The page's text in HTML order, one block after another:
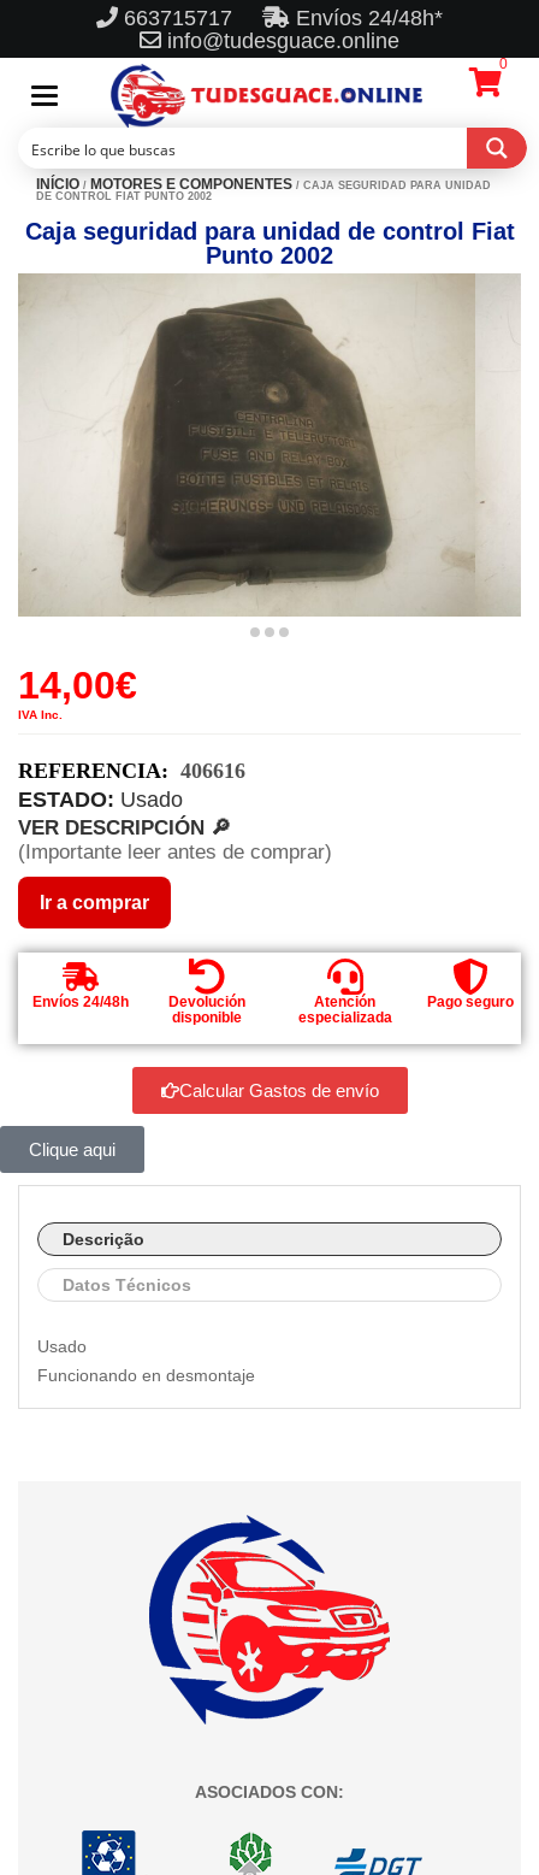
663715717
Envíos 24/48h*
info@tudesguace.online
Toggle
navigation
0
INÍCIO / MOTORES E COMPONENTES / CAJA SEGURIDAD PARA UNIDAD
DE CONTROL FIAT PUNTO 2002
Caja seguridad para unidad de control Fiat
Punto 2002
14,00€
IVA Inc.
REFERENCIA: 406616
ESTADO: Usado
VER DESCRIPCIÓN 🔎
(Importante leer antes de comprar)
Ir a comprar
Envíos 24/48h
Devolución
disponible
Atención
especializada
Pago seguro
Calcular Gastos de envío
Clique aqui
Descrição
Datos Técnicos
Usado
Funcionando en desmontaje
ASOCIADOS CON: